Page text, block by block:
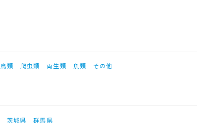
鳥類 爬虫類 両生類 魚類 その他
茨城県
群馬県